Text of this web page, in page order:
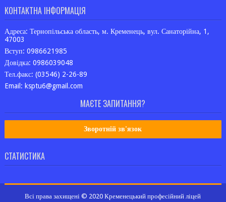
КОНТАКТНА ІНФОРМАЦІЯ
Адреса: Тернопільська область, м. Кременець, вул. Санаторійна, 1,
47003
Вступ: 0986621985
Довідка: 0986039048
Тел.факс: (03546) 2-26-89
Email: ksptu6@gmail.com
МАЄТЕ ЗАПИТАННЯ?
Зворотній зв'язок
СТАТИСТИКА
Всі права захищені © 2020 Кременецький професійний ліцей